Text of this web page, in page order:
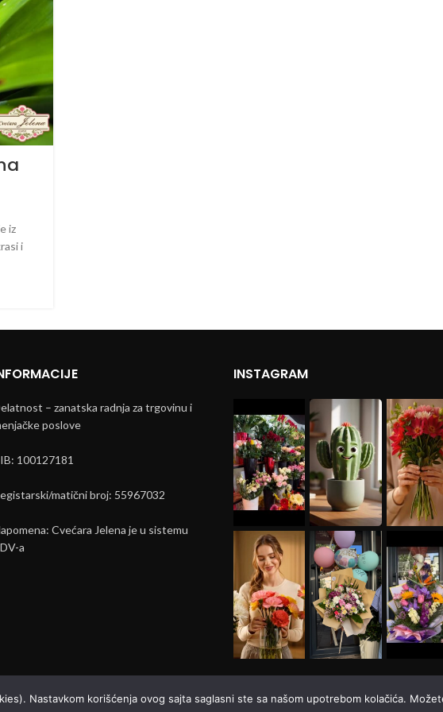
iz
i
– zanatska radnja za trgovinu i
poslove
100127181
matični broj: 55967032
Cvećara Jelena je u sistemu
a
INSTAGRAM
Nastavkom korišćenja ovog sajta saglasni ste sa našom upotrebom kolačića.